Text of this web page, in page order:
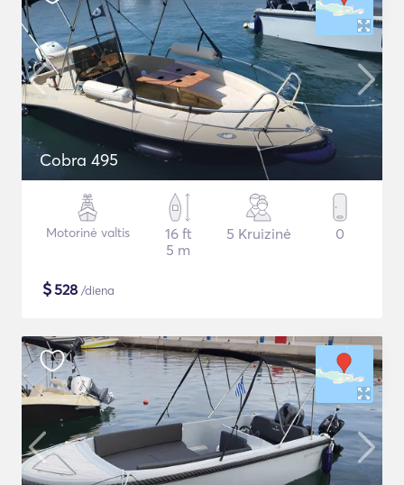
Cobra 495
Motorinė valtis
16 ft
5 m
5 Kruizinė 0
$528 /diena